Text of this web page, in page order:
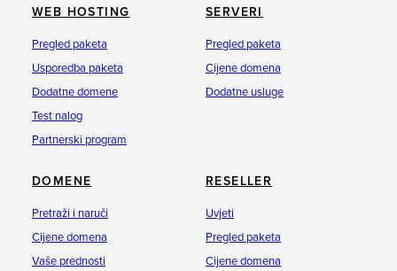
WEB HOSTING
Pregled paketa
Usporedba paketa
Dodatne domene
Test nalog
Partnerski program
SERVERI
Pregled paketa
Cijene domena
Dodatne usluge
DOMENE
Pretraži i naruči
Cijene domena
Vaše prednosti
RESELLER
Uvjeti
Pregled paketa
Cijene domena